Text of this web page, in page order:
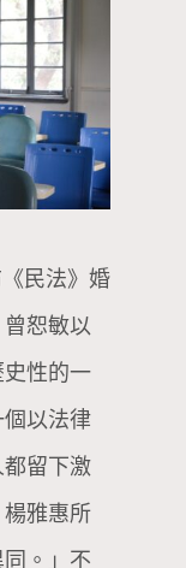
民法》婚
恕敏以
性的一
以法律
留下激
雅惠所
。」不